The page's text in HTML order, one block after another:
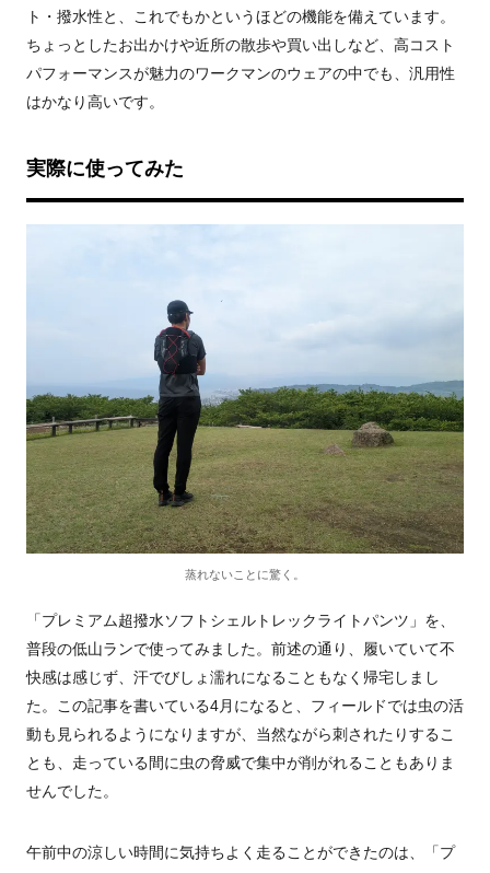
ト・撥水性と、これでもかというほどの機能を備えています。
ちょっとしたお出かけや近所の散歩や買い出しなど、高コスト
パフォーマンスが魅力のワークマンのウェアの中でも、汎用性
はかなり高いです。
実際に使ってみた
蒸れないことに驚く。
「プレミアム超撥水ソフトシェルトレックライトパンツ」を、
普段の低山ランで使ってみました。前述の通り、履いていて不
快感は感じず、汗でびしょ濡れになることもなく帰宅しまし
た。この記事を書いている4月になると、フィールドでは虫の活
動も見られるようになりますが、当然ながら刺されたりするこ
とも、走っている間に虫の脅威で集中が削がれることもありま
せんでした。
午前中の涼しい時間に気持ちよく走ることができたのは、「プ